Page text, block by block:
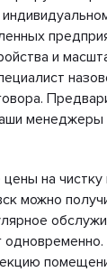
и
на чистку
можно